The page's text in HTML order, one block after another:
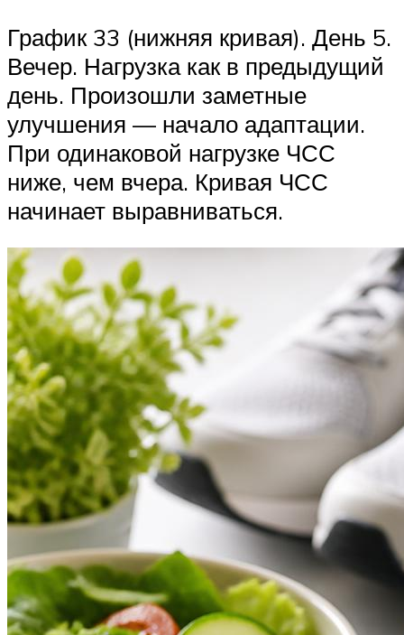
График 33 (нижняя кривая). День 5.
Вечер. Нагрузка как в предыдущий
день. Произошли заметные
улучшения — начало адаптации.
При одинаковой нагрузке ЧСС
ниже, чем вчера. Кривая ЧСС
начинает выравниваться.